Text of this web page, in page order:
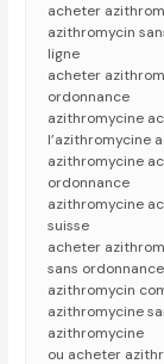
acheter
azithromycin
ligne
acheter
ordonnance
azithromycine
l’azithromycine
azithromycine
ordonnance
azithromycine
suisse
acheter
sans
azithromycin
azithromycine
azithromycine
ou acheter